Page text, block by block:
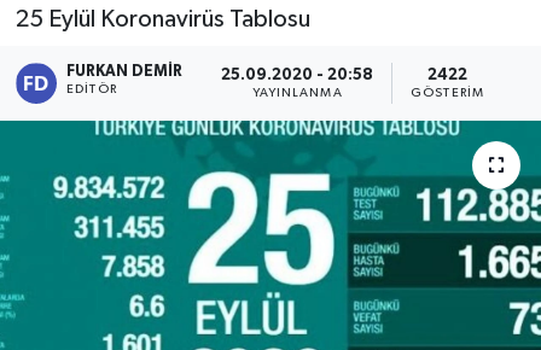
25 Eylül Koronavirüs Tablosu
FURKAN DEMIR
EDITÖR
25.09.2020 - 20:58
YAYINLANMA
2422
GÖSTERIM
Son Dakika Haberleri
Haber Arşivi